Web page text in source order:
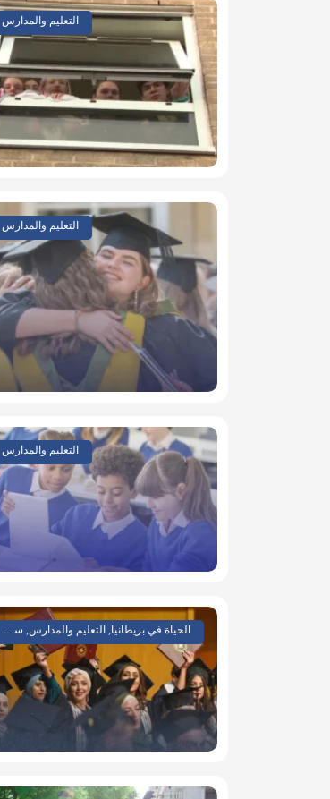
التعليم والمدارس
التعليم والمدارس
التعليم والمدارس